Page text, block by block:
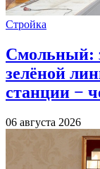
Стройка
Смольный:
зелёной
станции −
06 августа 2026